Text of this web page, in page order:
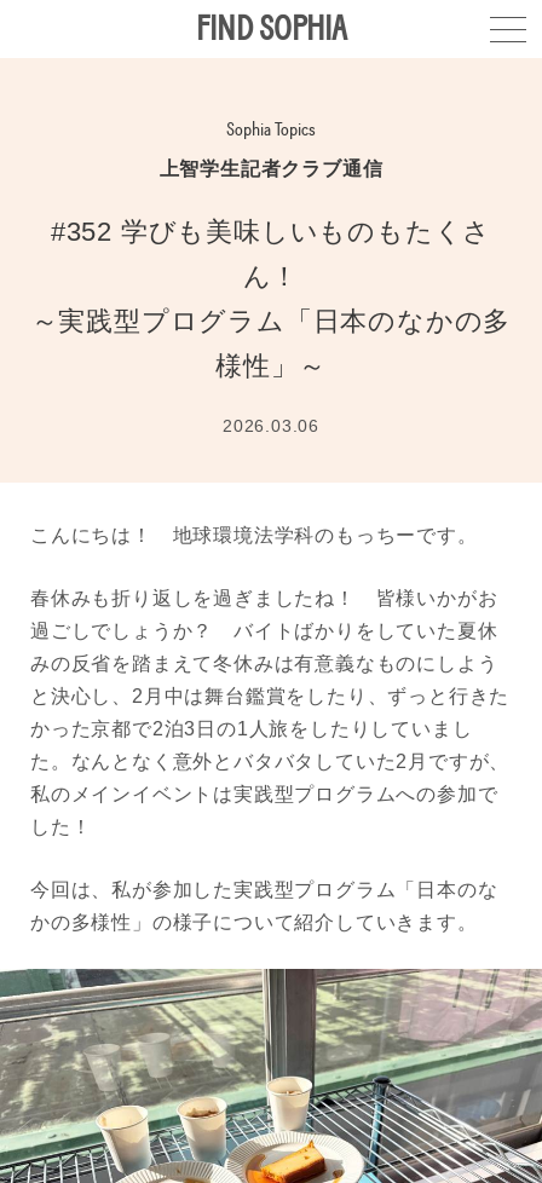
FIND SOPHIA
Sophia Topics
上智学生記者クラブ通信
#352 学びも美味しいものもたくさ
ん！
～実践型プログラム「日本のなかの多
様性」～
2026.03.06
こんにちは！ 地球環境法学科のもっちーです。
春休みも折り返しを過ぎましたね！ 皆様いかがお
過ごしでしょうか？ バイトばかりをしていた夏休
みの反省を踏まえて冬休みは有意義なものにしよう
と決心し、2月中は舞台鑑賞をしたり、ずっと行きた
かった京都で2泊3日の1人旅をしたりしていまし
た。なんとなく意外とバタバタしていた2月ですが、
私のメインイベントは実践型プログラムへの参加で
した！
今回は、私が参加した実践型プログラム「日本のな
かの多様性」の様子について紹介していきます。